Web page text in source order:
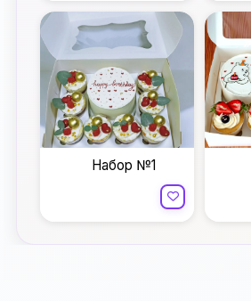
Набор №1